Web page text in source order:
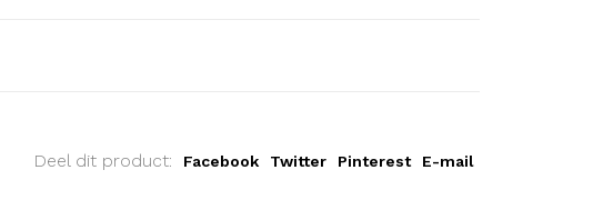
Deel dit product: Facebook Twitter Pinterest E-mail